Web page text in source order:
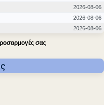
2026-08-06
2026-08-06
2026-08-06
σας